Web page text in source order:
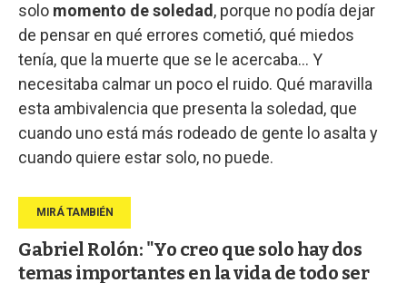
solo momento de soledad, porque no podía dejar
de pensar en qué errores cometió, qué miedos
tenía, que la muerte que se le acercaba… Y
necesitaba calmar un poco el ruido. Qué maravilla
esta ambivalencia que presenta la soledad, que
cuando uno está más rodeado de gente lo asalta y
cuando quiere estar solo, no puede.
Gabriel Rolón: "Yo creo que solo hay dos
temas importantes en la vida de todo ser